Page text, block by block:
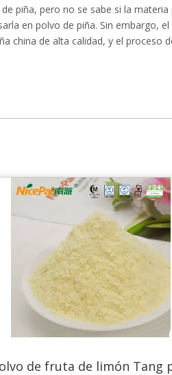
piña, pero no se sabe si la
en polvo de piña. Sin embargo,
china de alta calidad, y el